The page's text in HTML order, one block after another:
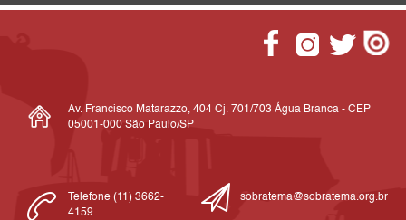
Av. Francisco Matarazzo, 404 Cj. 701/703 Água Branca - CEP
05001-000 São Paulo/SP
Telefone (11) 3662-
4159
sobratema@sobratema.org.br